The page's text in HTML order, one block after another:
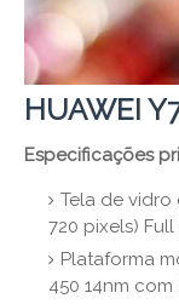
HUAWEI
Especificações
Tela de vidro
720 pixels) Full
Plataforma
450 14nm